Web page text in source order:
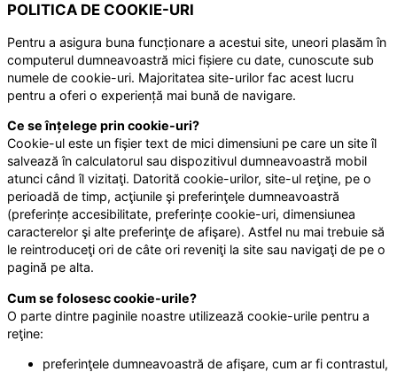
POLITICA DE COOKIE-URI
Pentru a asigura buna funcționare a acestui site, uneori plasăm în
computerul dumneavoastră mici fișiere cu date, cunoscute sub
numele de cookie-uri. Majoritatea site-urilor fac acest lucru
pentru a oferi o experiență mai bună de navigare.
Ce se înțelege prin cookie-uri?
Cookie-ul este un fişier text de mici dimensiuni pe care un site îl
salvează în calculatorul sau dispozitivul dumneavoastră mobil
atunci când îl vizitaţi. Datorită cookie-urilor, site-ul reţine, pe o
perioadă de timp, acţiunile şi preferinţele dumneavoastră
(preferințe accesibilitate, preferințe cookie-uri, dimensiunea
caracterelor şi alte preferinţe de afişare). Astfel nu mai trebuie să
le reintroduceţi ori de câte ori reveniţi la site sau navigaţi de pe o
pagină pe alta.
Cum se folosesc cookie-urile?
O parte dintre paginile noastre utilizează cookie-urile pentru a
reţine:
preferinţele dumneavoastră de afişare, cum ar fi contrastul,